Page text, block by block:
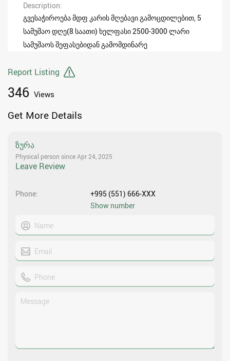
Description
გვესაჭიროება მდფ კარის მღებავი გამოცდილებით, 5
სამუშაო დღე(8 საათი) ხელფასი 2500-3000 ლარი
სამუშაოს შეფასებიდან გამომდინარე
Report Listing
346 Views
Get More Details
ზურა
Physical person since Apr 24, 2025
Leave Review
Phone
+995 (551) 666-XXX
Show number